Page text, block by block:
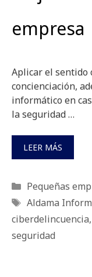
empresa
Aplicar el sentido
concienciación,
informático en
la seguridad …
LEER MÁS
Categorías
Pequeñas
Etiquetas
Aldama
ciberdelincuencia,
seguridad